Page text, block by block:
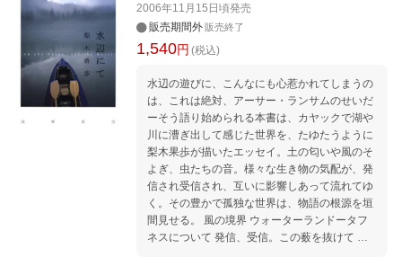
2006年11月15日頃発売
販売期間外 販売終了
1,540円 (税込)
水辺の遊びに、こんなにも心惹かれてしまうの
は、これは絶対、アーサー・ランサムのせいだ
ーそう語り始められる本書は、カヤックで湖や
川に漕ぎ出して感じた世界を、たゆたうように
梨木果歩が描いたエッセイ。土の匂いや風のそ
よぎ、虫たちの音。様々な生き物の気配が、発
信され受信され、互いに影響しあって流れてゆ
く。その豊かで孤独な世界は、物語の根源を垣
間見せる。 風の境界 ウォーターランドータフ
ネスについて 発信、受信。この薮を抜けて 常